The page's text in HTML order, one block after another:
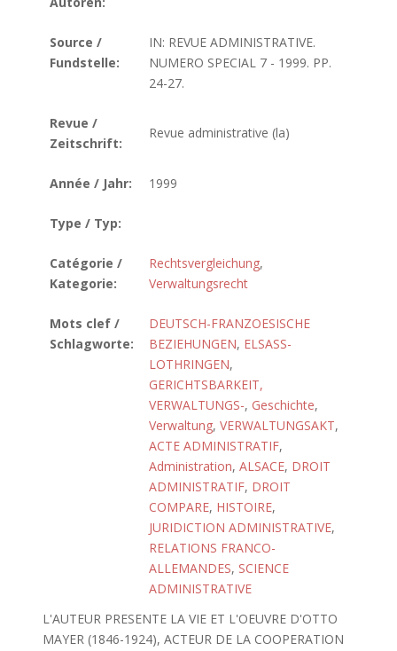
Source /
Fundstelle:
IN: REVUE ADMINISTRATIVE.
NUMERO SPECIAL 7 - 1999. PP.
24-27.
Revue /
Zeitschrift:
Revue administrative (la)
Année / Jahr: 1999
Type / Typ:
Catégorie /
Kategorie:
Rechtsvergleichung,
Verwaltungsrecht
Mots clef /
Schlagworte:
DEUTSCH-FRANZOESISCHE
BEZIEHUNGEN, ELSASS-
LOTHRINGEN,
GERICHTSBARKEIT,
VERWALTUNGS-, Geschichte,
Verwaltung, VERWALTUNGSAKT,
ACTE ADMINISTRATIF,
Administration, ALSACE, DROIT
ADMINISTRATIF, DROIT
COMPARE, HISTOIRE,
JURIDICTION ADMINISTRATIVE,
RELATIONS FRANCO-
ALLEMANDES, SCIENCE
ADMINISTRATIVE
L'AUTEUR PRESENTE LA VIE ET L'OEUVRE D'OTTO
MAYER (1846-1924), ACTEUR DE LA COOPERATION